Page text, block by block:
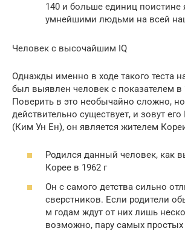
140 и больше единиц поистине
умнейшими людьми на всей
Человек с высочайшим IQ
Однажды именно в ходе такого теста
был выявлен человек с показателем в
Поверить в это необычайно сложно,
действительно существует, и зовут
(Ким Ун Ен), он является жителем
Родился данный человек, как
Корее в 1962 г
Он с самого детства сильно
сверстников. Если родители
м годам ждут от них лишь
возможно, пару самых